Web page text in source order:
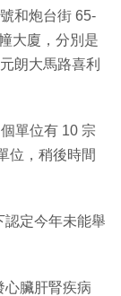
和炮台街 65-
大廈，分別是
朗大馬路喜利
單位有 10 宗
位，稍後時間
認定今年未能舉
心臟肝腎疾病